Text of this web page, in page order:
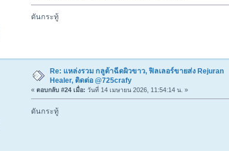
ดันกระทู้
Re: แหล่งรวม กลูต้าฉีดผิวขาว, ฟิลเลอร์ขายส่ง Rejuran
Healer, ติดต่อ @725crafy
« ตอบกลับ #24 เมื่อ: วันที่ 14 เมษายน 2026, 11:54:14 น. »
ดันกระทู้